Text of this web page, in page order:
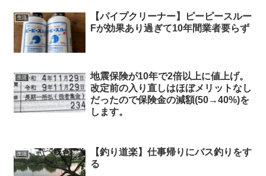
生活
【パイプクリーナー】ピーピースルー
Fが効果あり過ぎて10年間業者要らず
生活
地震保険が10年で2倍以上に値上げ。
改定前の入り直しはほぼメリットなし
だったので保険金の減額(50→40%)を
します。
生活
【釣り道楽】仕事帰りにバス釣りをす
る